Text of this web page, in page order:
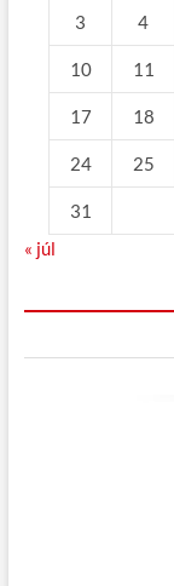
3 4
10 11
17 18
24 25
31
« júl